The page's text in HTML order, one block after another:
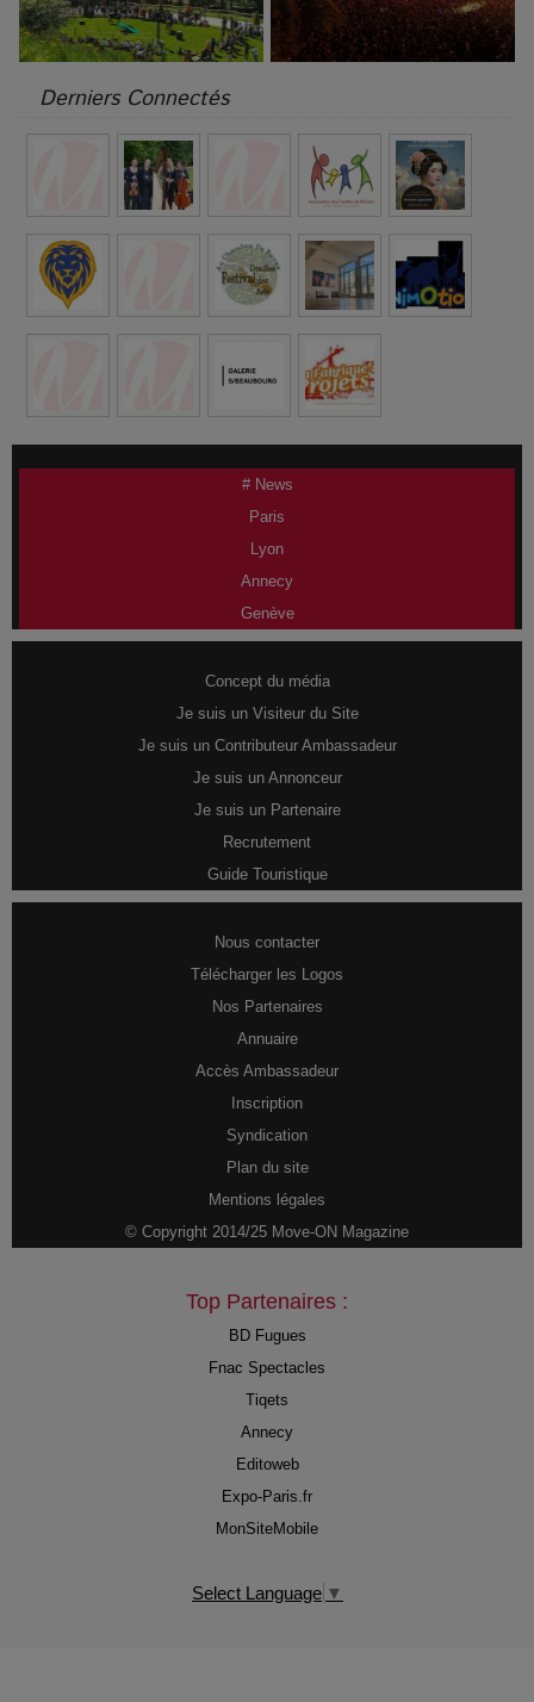
Derniers Connectés
# News
Paris
Lyon
Annecy
Genève
Concept du média
Je suis un Visiteur du Site
Je suis un Contributeur Ambassadeur
Je suis un Annonceur
Je suis un Partenaire
Recrutement
Guide Touristique
Nous contacter
Télécharger les Logos
Nos Partenaires
Annuaire
Accès Ambassadeur
Inscription
Syndication
Plan du site
Mentions légales
© Copyright 2014/25 Move-ON Magazine
Top Partenaires :
BD Fugues
Fnac Spectacles
Tiqets
Annecy
Editoweb
Expo-Paris.fr
MonSiteMobile
Select Language ▼